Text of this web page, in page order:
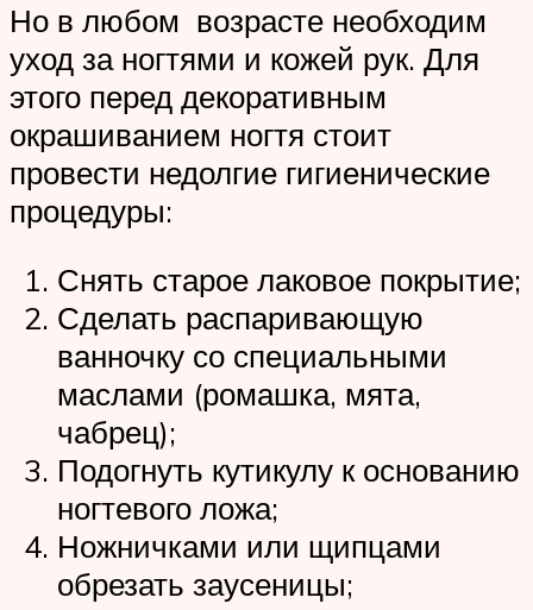
Но в любом возрасте необходим
уход за ногтями и кожей рук. Для
этого перед декоративным
окрашиванием ногтя стоит
провести недолгие гигиенические
процедуры:
Снять старое лаковое покрытие;
Сделать распаривающую
ванночку со специальными
маслами (ромашка, мята,
чабрец);
Подогнуть кутикулу к основанию
ногтевого ложа;
Ножничками или щипцами
обрезать заусеницы;